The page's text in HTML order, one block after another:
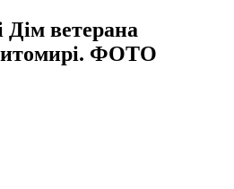
ветерана
ФОТО